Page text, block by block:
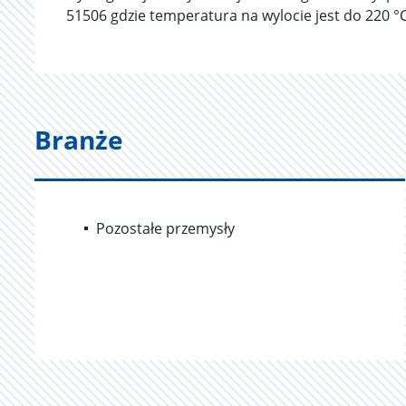
51506 gdzie temperatura na wylocie jest do 220
Branże
Pozostałe przemysły